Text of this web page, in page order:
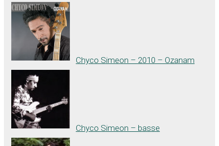
Chyco Simeon – 2010 – Ozanam
Chyco Simeon – basse